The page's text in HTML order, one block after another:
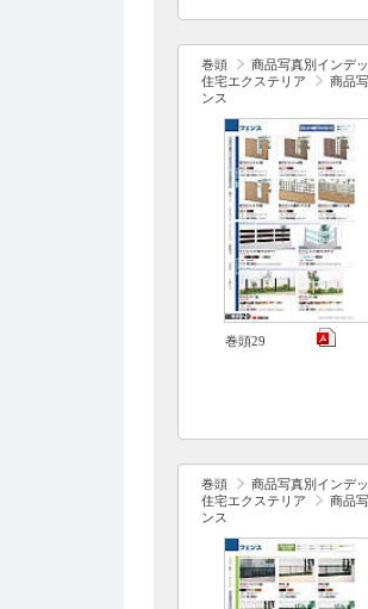
巻頭
商品写真別インデ
住宅エクステリア
商品
ンス
巻頭29
巻頭
商品写真別インデ
住宅エクステリア
商品
ンス